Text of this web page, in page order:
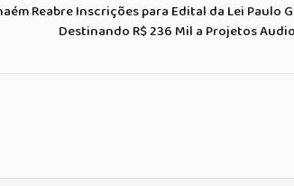
Reabre Inscrições para Edital da Lei Paulo
Destinando R$ 236 Mil a Projetos